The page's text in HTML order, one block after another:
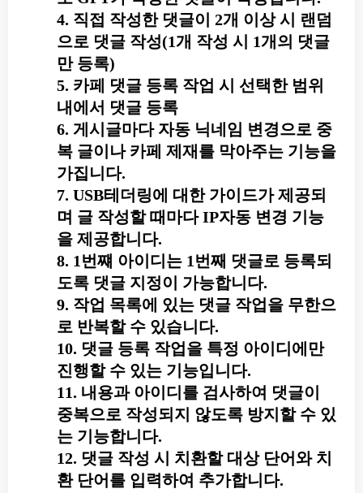
4. 직접 작성한 댓글이 2개 이상 시 랜덤
으로 댓글 작성(1개 작성 시 1개의 댓글
만 등록)
5. 카페 댓글 등록 작업 시 선택한 범위
내에서 댓글 등록
6. 게시글마다 자동 닉네임 변경으로 중
복 글이나 카페 제재를 막아주는 기능을
가집니다.
7. USB테더링에 대한 가이드가 제공되
며 글 작성할 때마다 IP자동 변경 기능
을 제공합니다.
8. 1번쨰 아이디는 1번째 댓글로 등록되
도록 댓글 지정이 가능합니다.
9. 작업 목록에 있는 댓글 작업을 무한으
로 반복할 수 있습니다.
10. 댓글 등록 작업을 특정 아이디에만
진행할 수 있는 기능입니다.
11. 내용과 아이디를 검사하여 댓글이
중복으로 작성되지 않도록 방지할 수 있
는 기능합니다.
12. 댓글 작성 시 치환할 대상 단어와 치
환 단어를 입력하여 추가합니다.